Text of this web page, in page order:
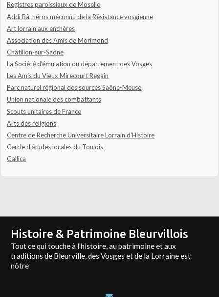
Registres paroissiaux de Moselle
Addi Bâ, héros méconnu de la Résistance vosgienne
Art lorrain aux enchères
Association des Amis de Morimond
Châtillon-sur-Saône
La Société d'émulation du département des Vosges
Les Amis du Vieux Mirecourt Regain
Parc naturel régional des sources Saône-Meuse
Union nationale des combattants
Scouts unitaires de France
Arts des religions
Centre de Recherche Universitaire Lorrain d'Histoire
Cercle d'études locales du Toulois
Gallica
Histoire & Patrimoine Bleurvillois
Tout ce qui touche à l'histoire, au patrimoine et aux
traditions de Bleurville, des Vosges et de la Lorraine est
nôtre